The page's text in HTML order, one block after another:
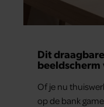
Dit
beeldscherm
binge-
Of je nu
op de bank